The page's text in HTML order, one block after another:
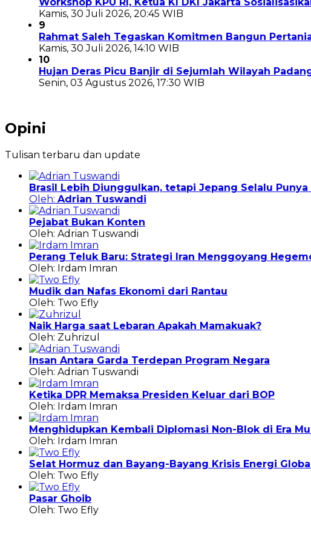
Kamis, 30 Juli 2026, 20:45 WIB
9
Rahmat Saleh Tegaskan Komitmen Bangun
Kamis, 30 Juli 2026, 14:10 WIB
10
Hujan Deras Picu Banjir di Sejumlah Wilayah
Senin, 03 Agustus 2026, 17:30 WIB
Opini
Tulisan terbaru dan update
Brasil Lebih Diunggulkan, tetapi Jepang Selalu
Oleh: Adrian Tuswandi
Pejabat Bukan Konten
Oleh: Adrian Tuswandi
Perang Teluk Baru: Strategi Iran Menggoyang
Oleh: Irdam Imran
Mudik dan Nafas Ekonomi dari Rantau
Oleh: Two Efly
Naik Harga saat Lebaran Apakah Mamakuak?
Oleh: Zuhrizul
Insan Antara Garda Terdepan Program Negara
Oleh: Adrian Tuswandi
Ketika DPR Memaksa Presiden Keluar dari BOP
Oleh: Irdam Imran
Menghidupkan Kembali Diplomasi Non-Blok di Era
Oleh: Irdam Imran
Selat Hormuz dan Bayang-Bayang Krisis Energi Global
Oleh: Two Efly
Pasar Ghoib
Oleh: Two Efly